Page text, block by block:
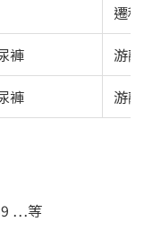
遷
褲
游
褲 游
…等